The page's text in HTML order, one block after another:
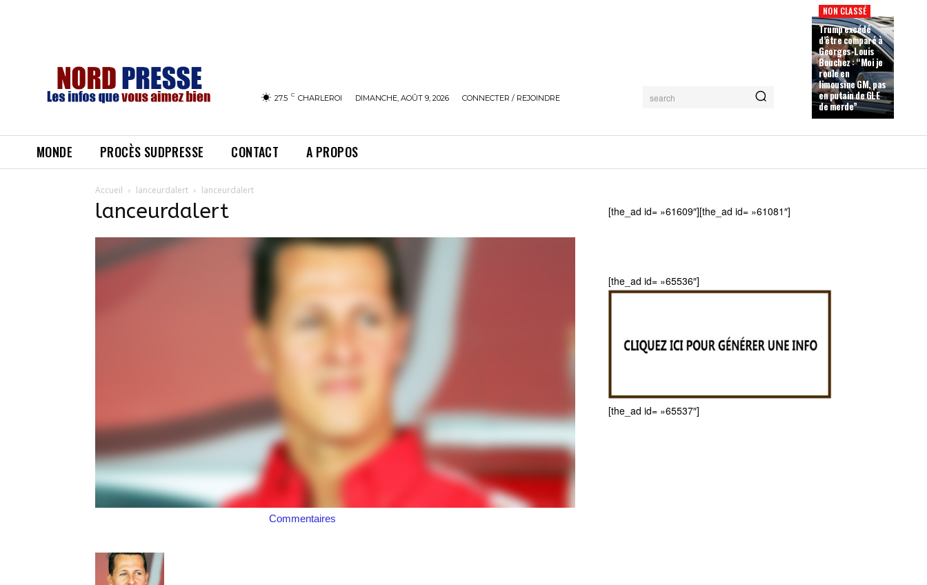
27.5 C CHARLEROI DIMANCHE, AOÛT 9, 2026 CONNECTER / REJOINDRE search
NON CLASSÉ
Trump excédé
d’être comparé à
Georges-Louis
Bouchez : “Moi je
roule en
limousine GM, pas
en putain de GLE
de merde”
MONDE PROCÈS SUDPRESSE CONTACT A PROPOS
Accueil lanceurdalert lanceurdalert
lanceurdalert
Commentaires
[the_ad id= »61609″][the_ad id= »61081″]
[the_ad id= »65536″]
[the_ad id= »65537″]